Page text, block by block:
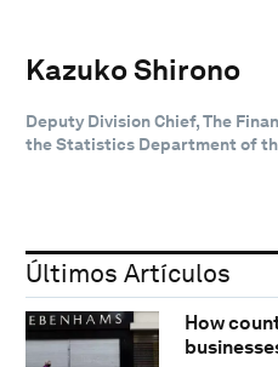
Kazuko Shirono
Deputy Division Chief, The
the Statistics Department of
Últimos Artículos
How